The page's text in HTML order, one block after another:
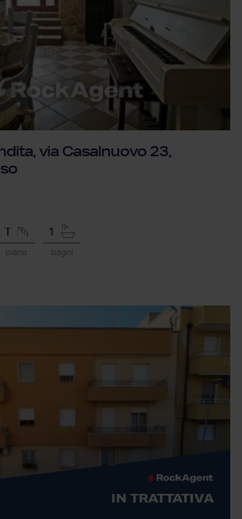
via Casalnuovo 23,
piano
1
bagni
IN TRATTATIVA